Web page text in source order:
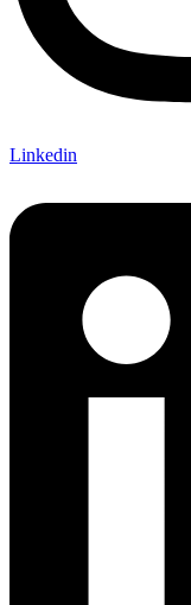
Linkedin